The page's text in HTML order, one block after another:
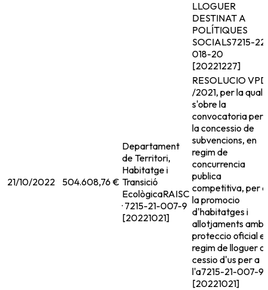
LLOGUER
DESTINAT A
POLÍTIQUES
SOCIALS7215-
018-20
[20221227]
21/10/2022 504.608,76 €
Departament
de Territori,
Habitatge i
Transició
EcològicaRAISC
· 7215-21-007-9
[20221021]
RESOLUCIO
/2021, per la qual
s'obre la
convocatoria per
la concessio de
subvencions, en
regim de
concurrencia
publica
competitiva, per a
la promocio
d'habitatges i
allotjaments amb
proteccio oficial
regim de lloguer o
cessio d'us per a
l'a7215-21-007-9
[20221021]